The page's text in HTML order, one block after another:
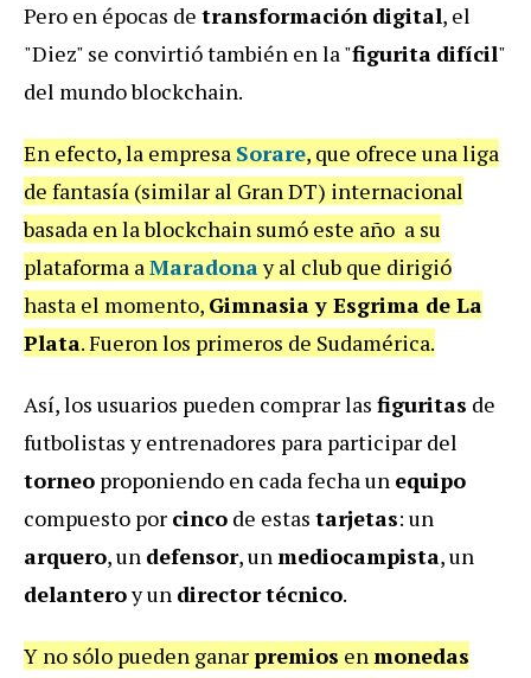
Pero en épocas de transformación digital, el
"Diez" se convirtió también en la "figurita difícil"
del mundo blockchain.
En efecto, la empresa Sorare, que ofrece una liga
de fantasía (similar al Gran DT) internacional
basada en la blockchain sumó este año a su
plataforma aMaradonay al club que dirigió
hasta el momento, Gimnasia y Esgrima de La
Plata. Fueron los primeros de Sudamérica.
Así, los usuarios pueden comprar las figuritas de
futbolistas y entrenadores para participar del
torneo proponiendo en cada fecha un equipo
compuesto por cinco de estas tarjetas: un
arquero, un defensor, unmediocampista, un
delanteroy un directortécnico.
Y no sólo pueden ganarpremios enmonedas